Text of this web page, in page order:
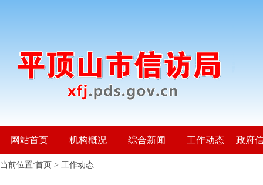
网站首页 机构概况 综合新闻 工作动态 政府
当前位置:首页 > 工作动态